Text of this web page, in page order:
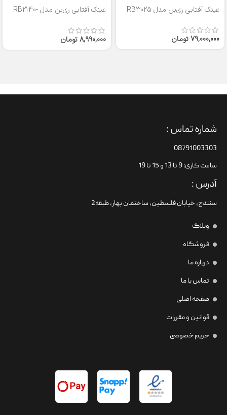
عینک آفتابی ری‌بن مدل RB3025
79,000,000تومان
عینک آفتابی ری‌بن مدل RB2140-
8,990,000تومان
شماره تماس :
08791003303
ساعت کاری: 9 تا 13 و 15 تا 19
آدرس :
سنندج، خیابان فلسطین،‌ ساختمان بهار، طبقه2
وبلاگ
فروشگاه
درباره ما
تماس با ما
صفحه اصلی
قوانین و مقررات
حریم خصوصی